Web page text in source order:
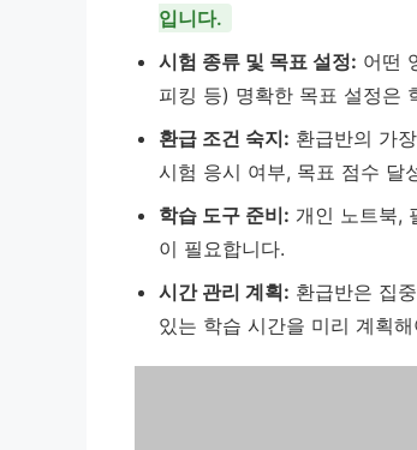
입니다.
시험 종류 및 목표 설정: 어떤
피킹 등) 명확한 목표 설정은
환급 조건 숙지: 환급반의 가
시험 응시 여부, 목표 점수 달
학습 도구 준비: 개인 노트북,
이 필요합니다.
시간 관리 계획: 환급반은 집
있는 학습 시간을 미리 계획